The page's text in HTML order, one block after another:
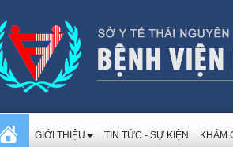
GIỚI THIỆU TIN TỨC - SỰ KIỆN KHÁM